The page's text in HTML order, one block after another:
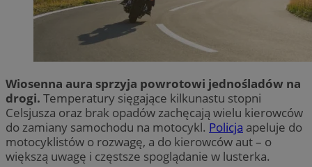
Wiosenna aura sprzyja powrotowi jednośladów na
drogi. Temperatury sięgające kilkunastu stopni
Celsjusza oraz brak opadów zachęcają wielu kierowców
do zamiany samochodu na motocykl. Policja apeluje do
motocyklistów o rozwagę, a do kierowców aut – o
większą uwagę i częstsze spoglądanie w lusterka.